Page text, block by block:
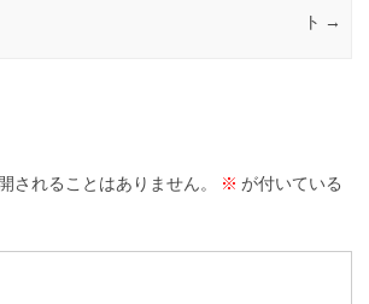
ト →
されることはありません。 ※ が付いている